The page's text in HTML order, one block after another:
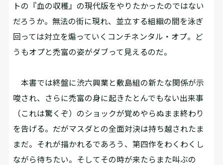
トの『血の収穫』の現代版をやりたかったのではない
だろうか。無法の街に現れ、並立する組織の間を泳ぎ
回っては対立を煽っていくコンチネンタル・オプ。ど
うもオプと禿富の姿がダブって見えるのだ。
本書では終盤に渋六興業と敷島組の新たな関係が示
唆され、さらに禿富の身に起きたとんでもない出来事
（これは驚くぞ）のショックが覚めやらぬまま終わり
を告げる。だがマスダとの全面対決は持ち越されたま
まだ。それが描かれるであろう、第四作をわくわくし
ながら待ちたい。そしてその時が来たらまた叫ぶの